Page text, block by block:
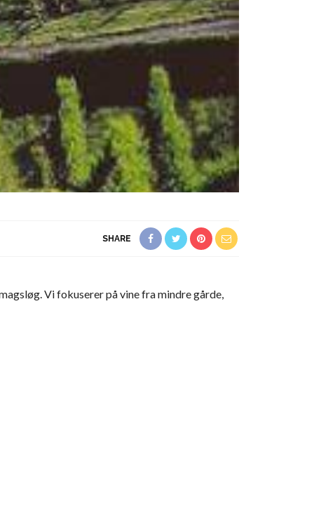
SHARE
Vi fokuserer på vine fra mindre gårde,